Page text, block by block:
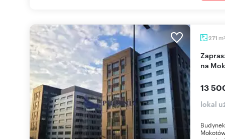
271 m2
Zapraszam do wynajmu nowoczesnego biurowca
na
13
lokal